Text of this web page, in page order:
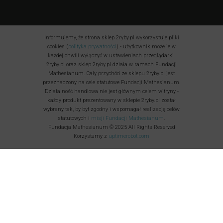
Informujemy, że strona sklep.2ryby.pl wykorzystuje pliki
cookies (polityka prywatności) - użytkownik może je w
każdej chwili wyłączyć w ustawieniach przeglądarki.
2ryby.pl oraz sklep.2ryby.pl działa w ramach Fundacji
Mathesianum. Cały przychód ze sklepu 2ryby.pl jest
przeznaczony na cele statutowe Fundacji Mathesianum.
Działalność handlowa nie jest głównym celem witryny -
każdy produkt prezentowany w sklepie 2ryby.pl został
wybrany tak, by był zgodny i wspomagał realizację celów
statutowych i misji Fundacji Mathesianum.
Fundacja Mathesianum © 2025 All Rights Reserved
Korzystamy z uptimerobot.com